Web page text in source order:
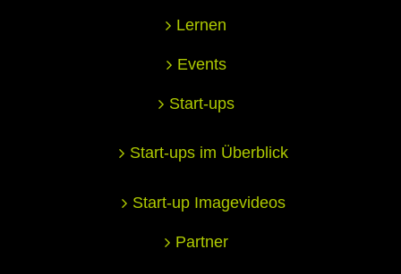
Lernen
Events
Start-ups
Start-ups im Überblick
Start-up Imagevideos
Partner